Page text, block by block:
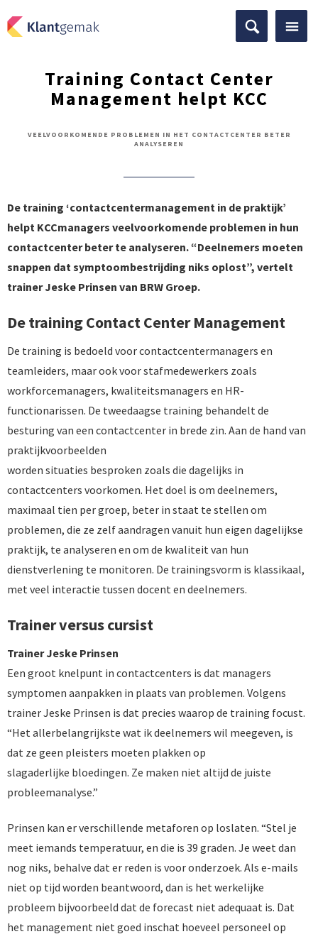
Training Contact Center
Management helpt KCC
VEELVOORKOMENDE PROBLEMEN IN HET CONTACTCENTER BETER
ANALYSEREN
De training ‘contactcentermanagement in de praktijk’
helpt KCCmanagers veelvoorkomende problemen in hun
contactcenter beter te analyseren. “Deelnemers moeten
snappen dat symptoombestrijding niks oplost”, vertelt
trainer Jeske Prinsen van BRW Groep.
De training Contact Center Management
De training is bedoeld voor contactcentermanagers en
teamleiders, maar ook voor stafmedewerkers zoals
workforcemanagers, kwaliteitsmanagers en HR-
functionarissen. De tweedaagse training behandelt de
besturing van een contactcenter in brede zin. Aan de hand van
praktijkvoorbeelden
worden situaties besproken zoals die dagelijks in
contactcenters voorkomen. Het doel is om deelnemers,
maximaal tien per groep, beter in staat te stellen om
problemen, die ze zelf aandragen vanuit hun eigen dagelijkse
praktijk, te analyseren en om de kwaliteit van hun
dienstverlening te monitoren. De trainingsvorm is klassikaal,
met veel interactie tussen docent en deelnemers.
Trainer versus cursist
Trainer Jeske Prinsen
Een groot knelpunt in contactcenters is dat managers
symptomen aanpakken in plaats van problemen. Volgens
trainer Jeske Prinsen is dat precies waarop de training focust.
“Het allerbelangrijkste wat ik deelnemers wil meegeven, is
dat ze geen pleisters moeten plakken op
slagaderlijke bloedingen. Ze maken niet altijd de juiste
probleemanalyse.”
Prinsen kan er verschillende metaforen op loslaten. “Stel je
meet iemands temperatuur, en die is 39 graden. Je weet dan
nog niks, behalve dat er reden is voor onderzoek. Als e-mails
niet op tijd worden beantwoord, dan is het werkelijke
probleem bijvoorbeeld dat de forecast niet adequaat is. Dat
het management niet goed inschat hoeveel personeel op